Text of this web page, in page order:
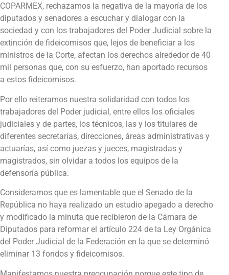
COPARMEX, rechazamos la negativa de la mayoría de los
diputados y senadores a escuchar y dialogar con la
sociedad y con los trabajadores del Poder Judicial sobre la
extinción de fideicomisos que, lejos de beneficiar a los
ministros de la Corte, afectan los derechos alrededor de 40
mil personas que, con su esfuerzo, han aportado recursos
a estos fideicomisos.
Por ello reiteramos nuestra solidaridad con todos los
trabajadores del Poder judicial, entre ellos los oficiales
judiciales y de partes, los técnicos, las y los titulares de
diferentes secretarías, direcciones, áreas administrativas y
actuarías, así como juezas y jueces, magistradas y
magistrados, sin olvidar a todos los equipos de la
defensoría pública.
Consideramos que es lamentable que el Senado de la
República no haya realizado un estudio apegado a derecho
y modificado la minuta que recibieron de la Cámara de
Diputados para reformar el artículo 224 de la Ley Orgánica
del Poder Judicial de la Federación en la que se determinó
eliminar 13 fondos y fideicomisos.